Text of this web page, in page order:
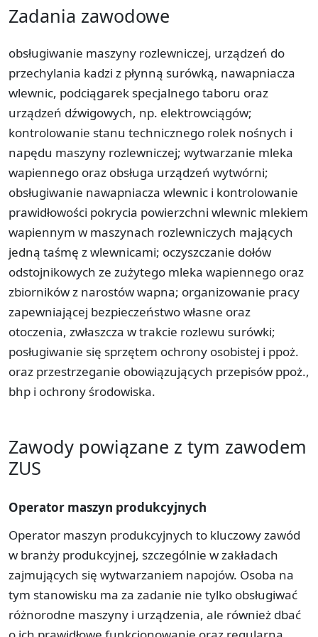
Zadania zawodowe
obsługiwanie maszyny rozlewniczej, urządzeń do
przechylania kadzi z płynną surówką, nawapniacza
wlewnic, podciągarek specjalnego taboru oraz
urządzeń dźwigowych, np. elektrowciągów;
kontrolowanie stanu technicznego rolek nośnych i
napędu maszyny rozlewniczej; wytwarzanie mleka
wapiennego oraz obsługa urządzeń wytwórni;
obsługiwanie nawapniacza wlewnic i kontrolowanie
prawidłowości pokrycia powierzchni wlewnic mlekiem
wapiennym w maszynach rozlewniczych mających
jedną taśmę z wlewnicami; oczyszczanie dołów
odstojnikowych ze zużytego mleka wapiennego oraz
zbiorników z narostów wapna; organizowanie pracy
zapewniającej bezpieczeństwo własne oraz
otoczenia, zwłaszcza w trakcie rozlewu surówki;
posługiwanie się sprzętem ochrony osobistej i ppoż.
oraz przestrzeganie obowiązujących przepisów ppoż.,
bhp i ochrony środowiska.
Zawody powiązane z tym zawodem
ZUS
Operator maszyn produkcyjnych
Operator maszyn produkcyjnych to kluczowy zawód
w branży produkcyjnej, szczególnie w zakładach
zajmujących się wytwarzaniem napojów. Osoba na
tym stanowisku ma za zadanie nie tylko obsługiwać
różnorodne maszyny i urządzenia, ale również dbać